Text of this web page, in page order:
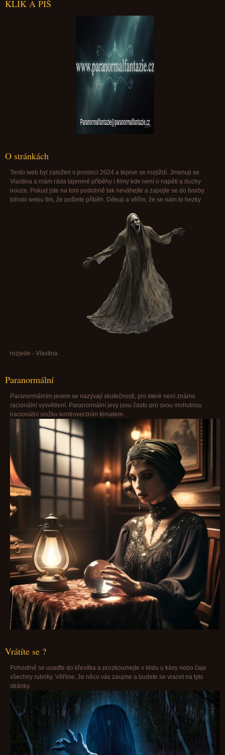
KLIK A PIŠ
Paranormalfantazie@paranormalfantazie.cz
O stránkách
Tento web byl založen v prosinci 2024 a teprve se rozjíždí. Jmenuji se
Vlastina a mám ráda tajemné příběhy i filmy kde není o napětí a duchy
nouze. Pokud jste na tom podobně tak neváhejte a zapojte se do tvorby
tohoto webu tím, že pošlete příběh. Děkuji a věřím, že se nám to hezky
rozjede - Vlastina
Paranormální
Paranormálním jevem se nazývají skutečnosti, pro které není známo
racionální vysvětlení. Paranormální jevy jsou často pro svou mohutnou
iracionální složku kontroverzním tématem.
Vrátíte se ?
Pohodlně se usaďte do křesílka a prozkoumejte v klidu u kávy nebo čaje
všechny rubriky. Věříme, že něco vás zaujme a budete se vracet na tyto
stránky.